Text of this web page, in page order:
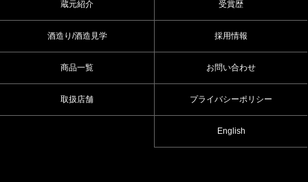
蔵元紹介
酒造り/酒造見学
商品一覧
取扱店舗
受賞歴
採用情報
お問い合わせ
プライバシーポリシー
English